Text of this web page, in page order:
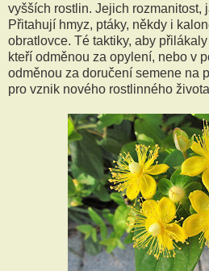
vyšších rostlin. Jejich rozmanitost,
Přitahují hmyz, ptáky, někdy i
obratlovce. Té taktiky, aby
kteří odměnou za opylení, nebo v
odměnou za doručení semene na
pro vznik nového rostlinného